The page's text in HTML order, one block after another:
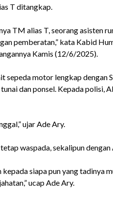
T ditangkap.
TM alias T, seorang asisten
pemberatan,” kata Kabid
Kamis (12/6/2025).
sepeda motor lengkap dengan
dan ponsel. Kepada polisi,
ujar Ade Ary.
waspada, sekalipun dengan
siapa pun yang tadinya
ucap Ade Ary.